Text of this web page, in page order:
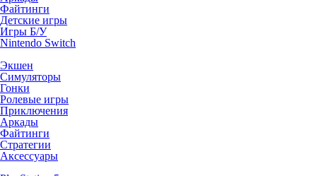
Файтинги
Детские игры
Игры Б/У
Nintendo Switch
Экшен
Симуляторы
Гонки
Ролевые игры
Приключения
Аркады
Файтинги
Стратегии
Аксессуары